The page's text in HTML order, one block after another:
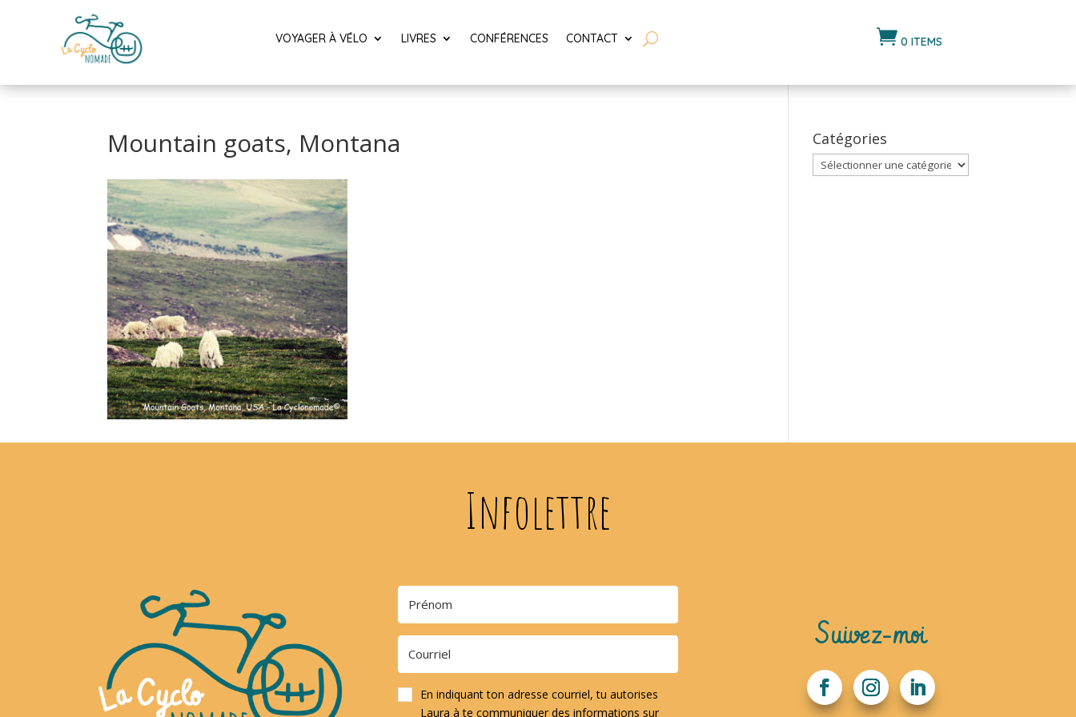
VOYAGER À VÉLO LIVRES CONFÉRENCES CONTACT  0 ITEMS
Mountain goats, Montana Catégories
Catégories
Infolettre
En indiquant ton adresse courriel, tu autorises
Laura à te communiquer des informations sur
Suivez-moi